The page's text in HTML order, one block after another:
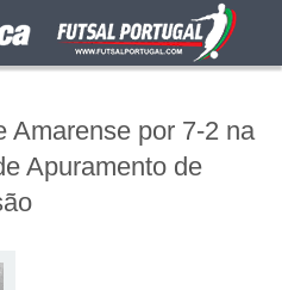
Amarense por 7-2 na
Apuramento de